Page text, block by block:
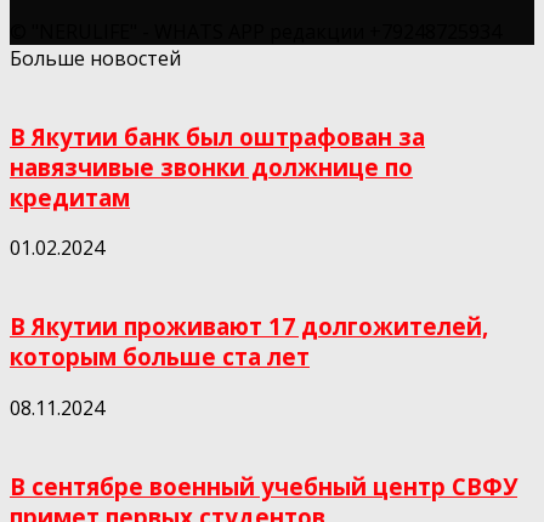
Больше новостей
В Якутии банк был оштрафован за
навязчивые звонки должнице по
кредитам
01.02.2024
В Якутии проживают 17 долгожителей,
которым больше ста лет
08.11.2024
В сентябре военный учебный центр СВФУ